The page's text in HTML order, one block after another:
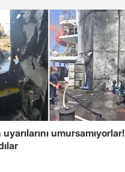
umursamıyorlar!